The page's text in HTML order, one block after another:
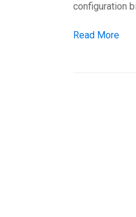
configuration
Hélicoptère
Read More